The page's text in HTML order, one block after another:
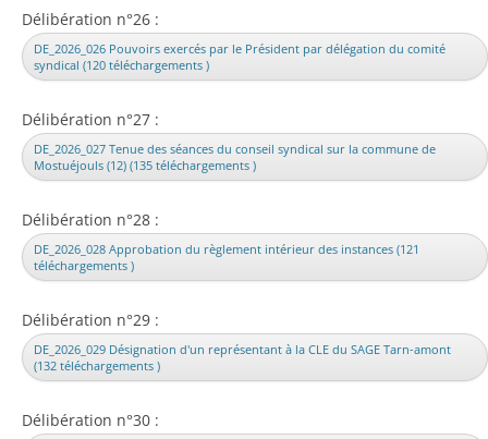
Délibération n°26 :
DE_2026_026 Pouvoirs exercés par le Président par délégation du comité
syndical (120 téléchargements )
Délibération n°27 :
DE_2026_027 Tenue des séances du conseil syndical sur la commune de
Mostuéjouls (12) (135 téléchargements )
Délibération n°28 :
DE_2026_028 Approbation du règlement intérieur des instances (121
téléchargements )
Délibération n°29 :
DE_2026_029 Désignation d'un représentant à la CLE du SAGE Tarn-amont
(132 téléchargements )
Délibération n°30 :